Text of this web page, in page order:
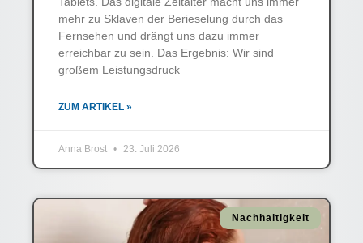
mehr zu Sklaven der Berieselung durch das
Fernsehen und drängt uns dazu immer
erreichbar zu sein. Das Ergebnis: Wir sind
großem Leistungsdruck
ZUM ARTIKEL »
Anna Brost 23. Juli 2026
Nachhaltigkeit